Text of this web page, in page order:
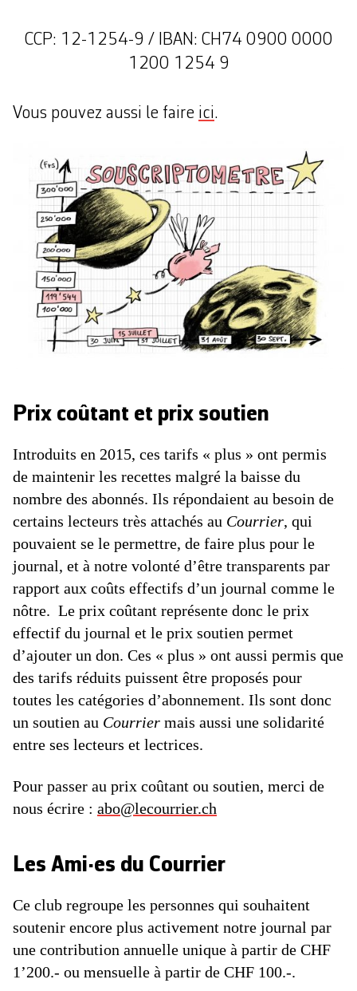
CCP: 12-1254-9 / IBAN: CH74 0900 0000
1200 1254 9
Vous pouvez aussi le faire ici.
Prix coûtant et prix soutien
Introduits en 2015, ces tarifs « plus » ont permis
de maintenir les recettes malgré la baisse du
nombre des abonnés. Ils répondaient au besoin de
certains lecteurs très attachés au Courrier, qui
pouvaient se le permettre, de faire plus pour le
journal, et à notre volonté d’être transparents par
rapport aux coûts effectifs d’un journal comme le
nôtre. Le prix coûtant représente donc le prix
effectif du journal et le prix soutien permet
d’ajouter un don. Ces « plus » ont aussi permis que
des tarifs réduits puissent être proposés pour
toutes les catégories d’abonnement. Ils sont donc
un soutien au Courrier mais aussi une solidarité
entre ses lecteurs et lectrices.
Pour passer au prix coûtant ou soutien, merci de
nous écrire : abo@lecourrier.ch
Les Ami·es du Courrier
Ce club regroupe les personnes qui souhaitent
soutenir encore plus activement notre journal par
une contribution annuelle unique à partir de CHF
1’200.- ou mensuelle à partir de CHF 100.-.